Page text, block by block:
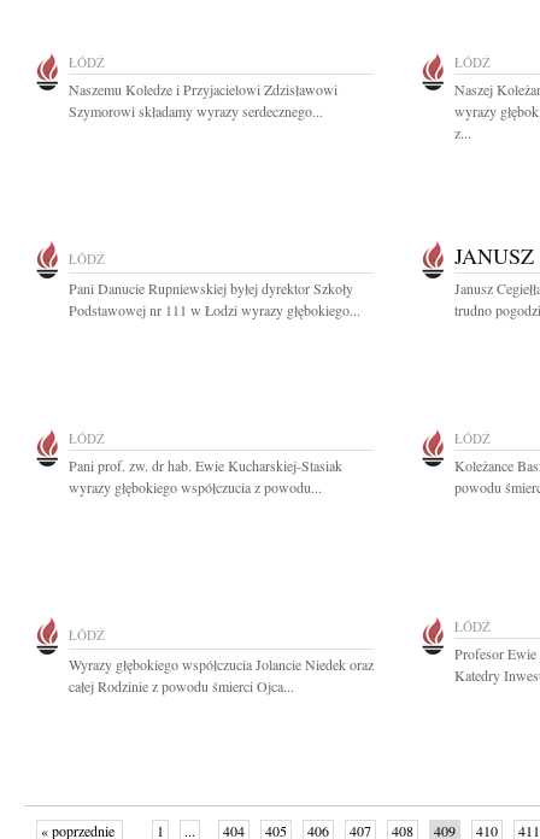
ŁÓDŹ
Naszemu Koledze i Przyjacielowi Zdzisławowi
Szymorowi składamy wyrazy serdecznego...
ŁÓDŹ
Naszej
wyrazy
z...
ŁÓDŹ
Pani Danucie Rupniewskiej byłej dyrektor Szkoły
Podstawowej nr 111 w Łodzi wyrazy głębokiego...
Janusz
trudno
ŁÓDŹ
Pani prof. zw. dr hab. Ewie Kucharskiej-Stasiak
wyrazy głębokiego współczucia z powodu...
ŁÓDŹ
Koleżance
powodu
ŁÓDŹ
Wyrazy głębokiego współczucia Jolancie Niedek oraz
całej Rodzinie z powodu śmierci Ojca...
ŁÓDŹ
Profesor
Katedry
« poprzednie 1 ... 404 405 406 407 408 409 410 411